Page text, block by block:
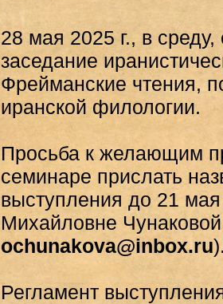
28 мая 2025 г., в
заседание
Фрейманские чтения,
иранской филологии.
Просьба к желающим
семинаре прислать
выступления до 21 мая
Михайловне
ochunakova@inbox.ru
Регламент